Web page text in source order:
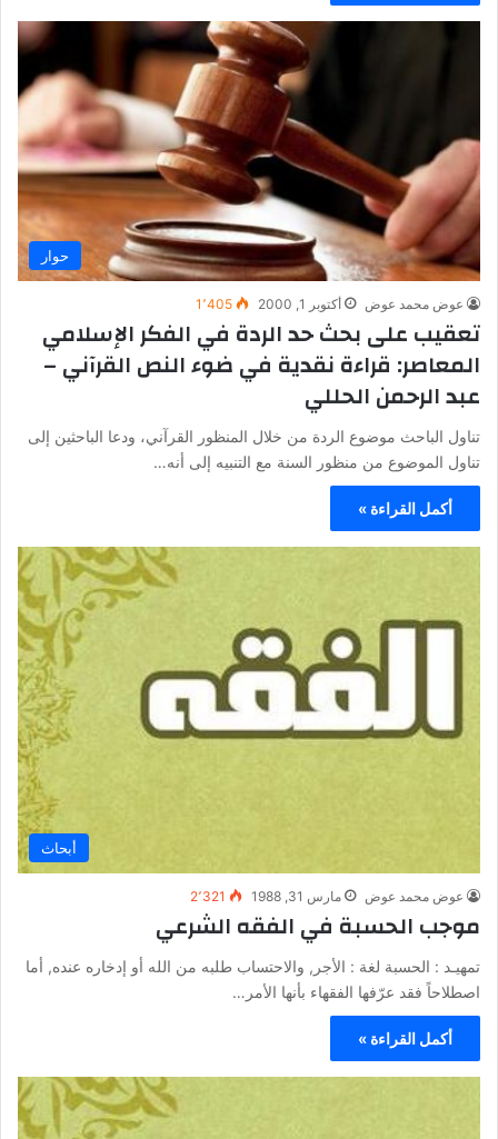
حوار
عوض محمد عوض أكتوبر 1, 2000 1٬405
تعقيب على بحث حد الردة في الفكر الإسلامي
المعاصر: قراءة نقدية في ضوء النص القرآني –
عبد الرحمن الحللي
تناول الباحث موضوع الردة من خلال المنظور القرآني، ودعا الباحثين إلى
تناول الموضوع من منظور السنة مع التنبيه إلى أنه…
أكمل القراءة »
أبحاث
عوض محمد عوض مارس 31, 1988 2٬321
موجب الحسبة في الفقه الشرعي
تمهيـد : الحسبة لغة : الأجر, والاحتساب طلبه من الله أو إدخاره عنده, أما
اصطلاحاً فقد عرّفها الفقهاء بأنها الأمر…
أكمل القراءة »